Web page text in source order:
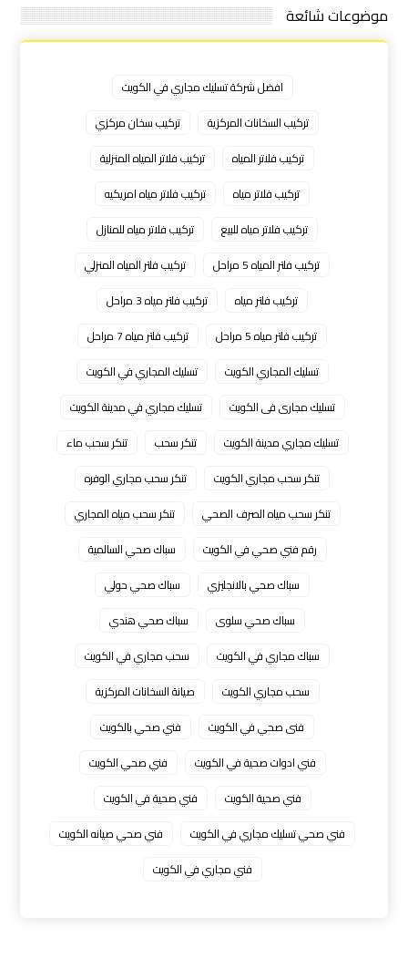
موضوعات شائعة
افضل شركة تسليك مجاري في الكويت
تركيب السخانات المركزية
تركيب سخان مركزي
تركيب فلاتر المياه
تركيب فلاتر المياه المنزلية
تركيب فلاتر مياه
تركيب فلاتر مياه امريكيه
تركيب فلاتر مياه للبيع
تركيب فلاتر مياه للمنازل
تركيب فلتر المياه 5 مراحل
تركيب فلتر المياه المنزلي
تركيب فلتر مياه
تركيب فلتر مياه 3 مراحل
تركيب فلتر مياه 5 مراحل
تركيب فلتر مياه 7 مراحل
تسليك المجاري الكويت
تسليك المجاري في الكويت
تسليك مجارى فى الكويت
تسليك مجاري في مدينة الكويت
تسليك مجاري مدينة الكويت
تنكر سحب
تنكر سحب ماء
تنكر سحب مجاري الكويت
تنكر سحب مجاري الوفره
تنكر سحب مياه الصرف الصحي
تنكر سحب مياه المجاري
رقم فني صحي في الكويت
سباك صحي السالمية
سباك صحي بالانجليزي
سباك صحي حولي
سباك صحي سلوى
سباك صحي هندي
سباك مجاري في الكويت
سحب مجاري في الكويت
سحب مجاري الكويت
صيانة السخانات المركزية
فنى صحي في الكويت
فني صحي بالكويت
فني ادوات صحية في الكويت
فني صحي الكويت
فني صحية الكويت
فني صحية في الكويت
فني صحي تسليك مجاري في الكويت
فني صحي صيانه الكويت
فني مجاري في الكويت